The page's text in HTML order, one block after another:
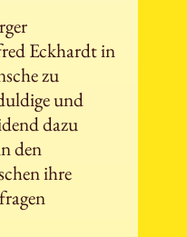
Eckhardt in
zu
und
dazu
den
ihre